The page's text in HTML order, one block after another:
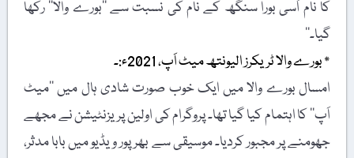
کا نام اُسی بورا سنگھ کے نام کی نسبت سے ’’بورے والا‘‘ رکھا
گیا۔‘‘
٭ بورے والا ٹریکرز الیونتھ میٹ اَپ، 2021ء:۔
امسال بورے والا میں ایک خوب صورت شادی ہال میں ’’میٹ
اَپ‘‘ کا اہتمام کیا گیا تھا۔ پروگرام کی اولین پریزنٹیشن نے مجھے
جھومنے پر مجبور کردیا۔ موسیقی سے بھرپور ویڈیو میں بابا مدثر،